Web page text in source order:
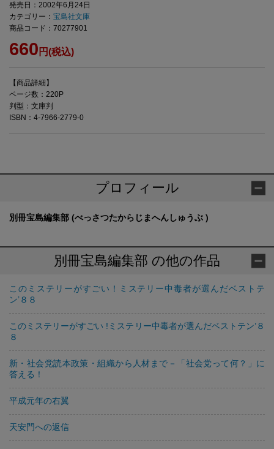
発売日：2002年6月24日
カテゴリー： 宝島社文庫
商品コード：70277901
660 円(税込)
【商品詳細】
ページ数：220P
判型：文庫判
ISBN：4-7966-2779-0
プロフィール
別冊宝島編集部 (べっさつたからじまへんしゅうぶ )
別冊宝島編集部 の他の作品
このミステリーがすごい！ミステリー中毒者が選んだベストテ
ン’８８
このミステリーがすごい !ミステリー中毒者が選んだベストテン’８
８
新・社会党読本政策・組織から人材まで－「社会党って何？」に
答える！
平成元年の右翼
天安門への返信